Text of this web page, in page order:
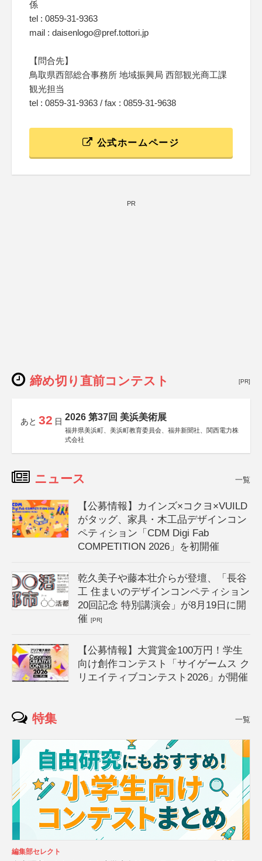
係
tel : 0859-31-9363
mail : daisenlogo@pref.tottori.jp
【問合先】
鳥取県西部総合事務所 地域振興局 西部観光商工課
観光担当
tel : 0859-31-9363 / fax : 0859-31-9638
公式ホームページ
PR
締め切り直前コンテスト [PR]
あと 32 日 2026 第37回 美浜美術展
福井県美浜町、美浜町教育委員会、福井新聞社、関西電力株
式会社
ニュース 一覧
【公募情報】カインズ×コクヨ×VUILD
がタッグ、家具・木工品デザインコン
ペティション「CDM Digi Fab
COMPETITION 2026」を初開催
乾久美子や藤本壮介らが登壇、「長谷
工 住まいのデザインコンペティション
20回記念 特別講演会」が8月19日に開
催[PR]
【公募情報】大賞賞金100万円！学生
向け創作コンテスト「サイゲームス ク
リエイティブコンテスト2026」が開催
特集 一覧
編集部セレクト